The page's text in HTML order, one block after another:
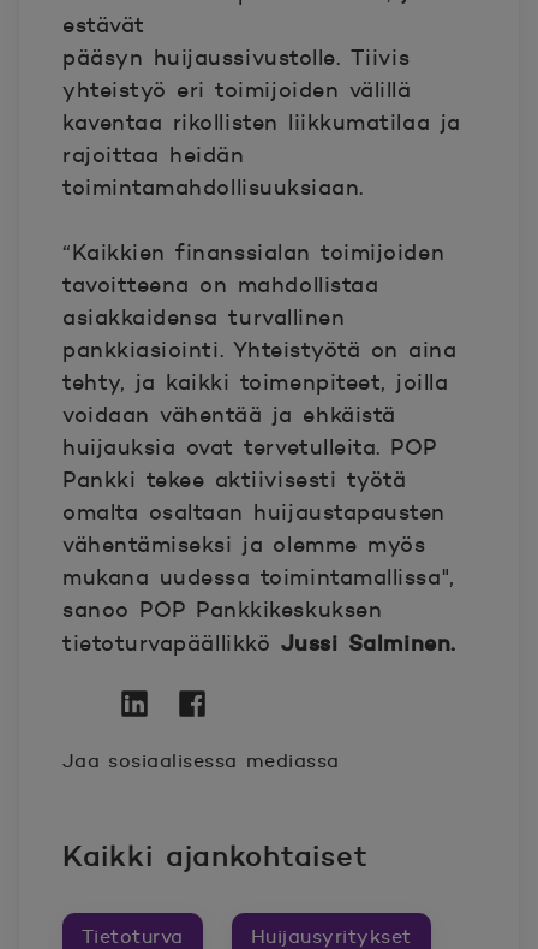
estävät
pääsyn huijaussivustolle. Tiivis
yhteistyö eri toimijoiden välillä
kaventaa rikollisten liikkumatilaa ja
rajoittaa heidän
toimintamahdollisuuksiaan.
“Kaikkien finanssialan toimijoiden
tavoitteena on mahdollistaa
asiakkaidensa turvallinen
pankkiasiointi. Yhteistyötä on aina
tehty, ja kaikki toimenpiteet, joilla
voidaan vähentää ja ehkäistä
huijauksia ovat tervetulleita. POP
Pankki tekee aktiivisesti työtä
omalta osaltaan huijaustapausten
vähentämiseksi ja olemme myös
mukana uudessa toimintamallissa",
sanoo POP Pankkikeskuksen
tietoturvapäällikkö Jussi Salminen.
Jaa sosiaalisessa mediassa
Kaikki ajankohtaiset
Tietoturva Huijausyritykset